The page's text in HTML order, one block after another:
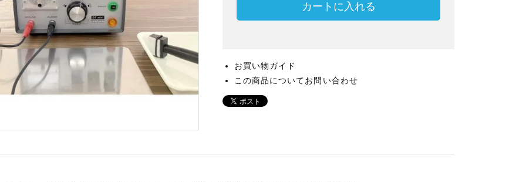
カートに入れる
お買い物ガイド
この商品についてお問い合わせ